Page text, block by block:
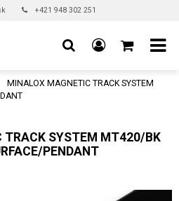
+421 948 302 251
MINALOX MAGNETIC TRACK SYSTEM
TRACK SYSTEM MT420/BK
PENDANT